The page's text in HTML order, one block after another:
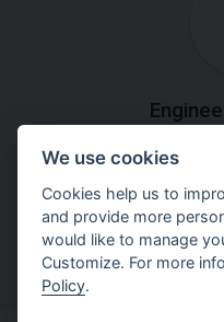
Step by
to solve
We use cookies
Cookies help us to
and provide more
would like to manage
Customize. For more
Policy.